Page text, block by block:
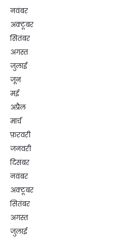
नवंबर
अक्टूबर
सितंबर
अगस्त
जुलाई
जून
मई
अप्रैल
मार्च
फ़रवरी
जनवरी
दिसंबर
नवंबर
अक्टूबर
सितंबर
अगस्त
जुलाई